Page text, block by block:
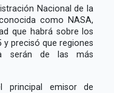
Nacional de la
como NASA,
que habrá sobre los
y precisó que regiones
serán de las más
principal emisor de